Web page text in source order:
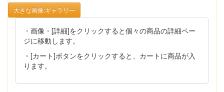
大きな画像:ギャラリー
・画像・[詳細]をクリックすると個々の商品の詳細ペー
ジに移動します。
・[カート]ボタンをクリックすると、カートに商品が入
ります。